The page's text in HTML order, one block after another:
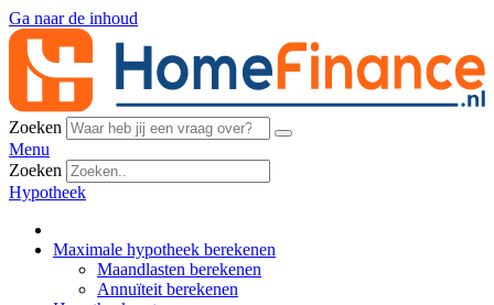
Ga naar de inhoud
Zoeken
Menu
Zoeken
Hypotheek
Maximale hypotheek berekenen
Maandlasten berekenen
Annuïteit berekenen